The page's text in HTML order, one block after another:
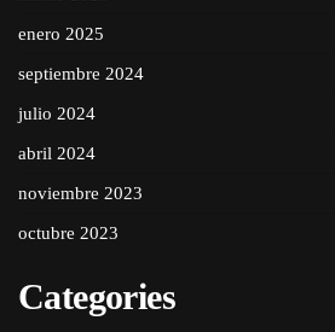
enero 2025
septiembre 2024
julio 2024
abril 2024
noviembre 2023
octubre 2023
Categories